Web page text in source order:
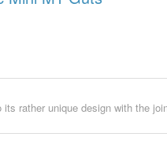
* dpms off"' \
rather unique design with the